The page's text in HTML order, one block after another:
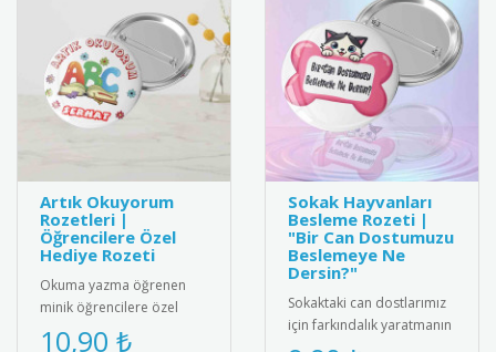
Artık Okuyorum
Rozetleri |
Öğrencilere Özel
Hediye Rozeti
Okuma yazma öğrenen
minik öğrencilere özel
olarak tasarlanmış "Artık
10,90 ₺
Sokak Hayvanları
Besleme Rozeti |
"Bir Can Dostumuzu
Beslemeye Ne
Dersin?"
Sokaktaki can dostlarımız
için farkındalık yaratmanın
en sevimli yolu! Üzerindeki